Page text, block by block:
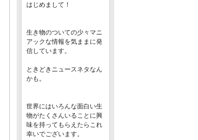
はじめまして！
生き物のついての少々マニ
アックな情報を気ままに発
信しています。
ときどきニュースネタなん
かも。
世界にはいろんな面白い生
物がたくさんいることに興
味を持ってもらえたらこれ
幸いでございます。